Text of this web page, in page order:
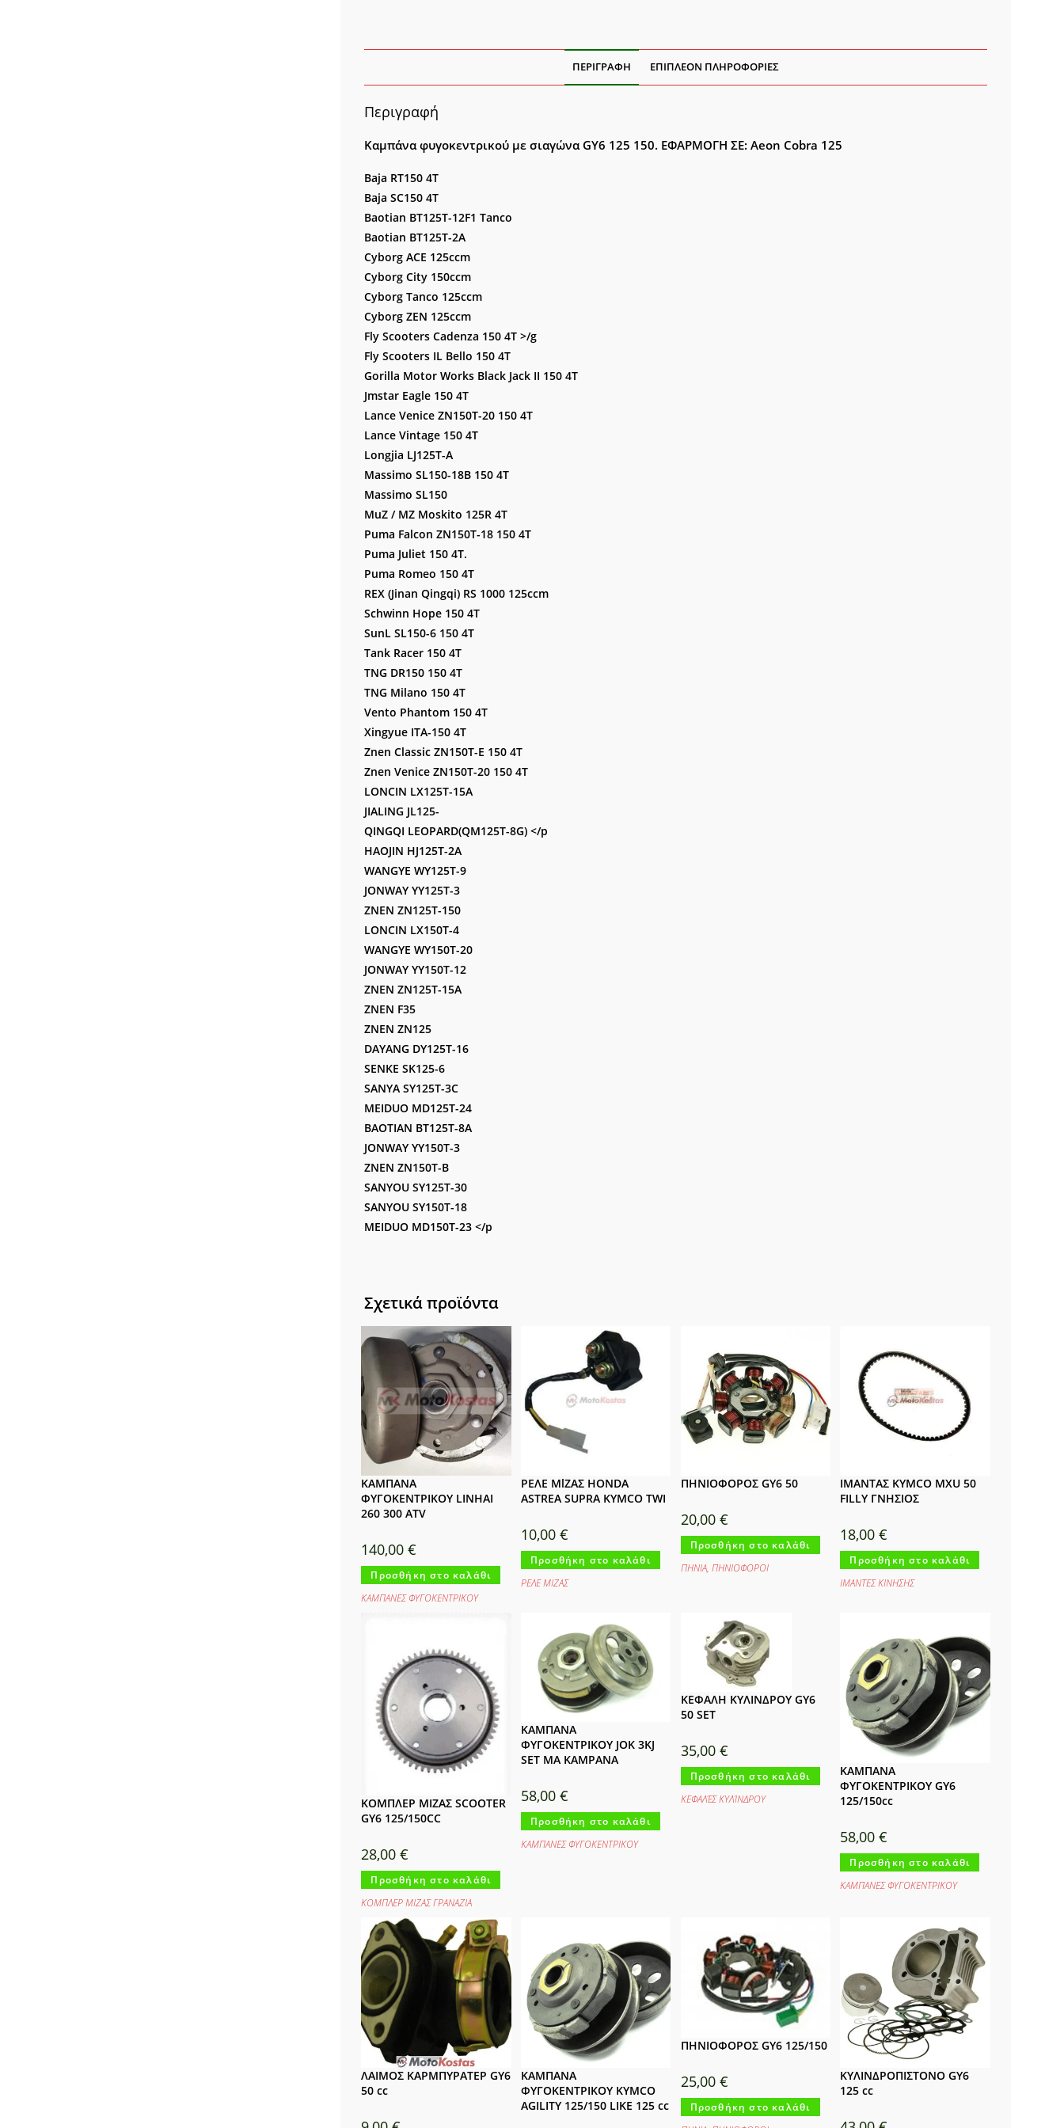
ΠΕΡΙΓΡΑΦΉ ΕΠΙΠΛΈΟΝ ΠΛΗΡΟΦΟΡΊΕΣ
Περιγραφή
Καμπάνα φυγοκεντρικού με σιαγώνα GY6 125 150. ΕΦΑΡΜΟΓΗ ΣΕ:Aeon Cobra 125
Baja RT150 4T
Baja SC150 4T
Baotian BT125T-12F1 Tanco
Baotian BT125T-2A
Cyborg ACE 125ccm
Cyborg City 150ccm
Cyborg Tanco 125ccm
Cyborg ZEN 125ccm
Fly Scooters Cadenza 150 4T >/g
Fly Scooters IL Bello 150 4T
Gorilla Motor Works Black Jack II 150 4T
Jmstar Eagle 150 4T
Lance Venice ZN150T-20 150 4T
Lance Vintage 150 4T
Longjia LJ125T-A
Massimo SL150-18B 150 4T
Massimo SL150
MuZ / MZ Moskito 125R 4T
Puma Falcon ZN150T-18 150 4T
Puma Juliet 150 4T.
Puma Romeo 150 4T
REX (Jinan Qingqi) RS 1000 125ccm
Schwinn Hope 150 4T
SunL SL150-6 150 4T
Tank Racer 150 4T
TNG DR150 150 4T
TNG Milano 150 4T
Vento Phantom 150 4T
Xingyue ITA-150 4T
Znen Classic ZN150T-E 150 4T
Znen Venice ZN150T-20 150 4T
LONCIN LX125T-15A
JIALING JL125-
QINGQI LEOPARD(QM125T-8G) </p
HAOJIN HJ125T-2A
WANGYE WY125T-9
JONWAY YY125T-3
ZNEN ZN125T-150
LONCIN LX150T-4
WANGYE WY150T-20
JONWAY YY150T-12
ZNEN ZN125T-15A
ZNEN F35
ZNEN ZN125
DAYANG DY125T-16
SENKE SK125-6
SANYA SY125T-3C
MEIDUO MD125T-24
BAOTIAN BT125T-8A
JONWAY YY150T-3
ZNEN ZN150T-B
SANYOU SY125T-30
SANYOU SY150T-18
MEIDUO MD150T-23 </p
Σχετικά προϊόντα
ΚΑΜΠΑΝΑ
ΦΥΓΟΚΕΝΤΡΙΚΟΥ LINHAI
260 300 ATV
140,00€
Προσθήκη στο καλάθι
ΚΑΜΠΑΝΕΣ ΦΥΓΟΚΕΝΤΡΙΚΟΥ
ΡΕΛΕ ΜlΖΑΣ HONDA
ASTREA SUPRA KYMCO TWI
10,00€
Προσθήκη στο καλάθι
ΡΕΛΕ ΜΙΖΑΣ
ΠΗΝΙΟΦΟΡΟΣ GY6 50
20,00 €
Προσθήκη στο καλάθι
ΠΗΝΙΑ, ΠΗΝΙΟΦΟΡΟΙ
ΙΜΑΝΤΑΣ KYMCO MXU 50
FILLY ΓΝΗΣΙΟΣ
18,00€
Προσθήκη στο καλάθι
ΙΜΑΝΤΕΣ ΚΙΝΗΣΗΣ
ΚΟΜΠΛΕΡ ΜΙΖΑΣ SCOOTER
GY6 125/150CC
28,00€
Προσθήκη στο καλάθι
ΚΟΜΠΛΕΡ ΜΙΖΑΣ ΓΡΑΝΑΖΙΑ
ΚΑΜΠΑΝΑ
ΦΥΓΟΚΕΝΤΡΙΚΟΥ JOK 3KJ
SET MA KAMPANA
58,00€
Προσθήκη στο καλάθι
ΚΑΜΠΑΝΕΣ ΦΥΓΟΚΕΝΤΡΙΚΟΥ
ΚΕΦΑΛΗ ΚΥΛΙΝΔΡΟΥ GY6
50 SET
35,00 €
Προσθήκη στο καλάθι
ΚΕΦΑΛΈΣ ΚΥΛΊΝΔΡΟΥ
ΚΑΜΠΑΝΑ
ΦΥΓΟΚΕΝΤΡΙΚΟΥ GY6
125/150cc
58,00€
Προσθήκη στο καλάθι
ΚΑΜΠΑΝΕΣ ΦΥΓΟΚΕΝΤΡΙΚΟΥ
ΛΑΙΜΟΣ ΚΑΡΜΠΥΡΑΤΕΡ GY6
50 cc
ΚΑΜΠΑΝΑ
ΦΥΓΟΚΕΝΤΡΙΚΟΥ KYMCO
AGILITY 125/150 LIKE 125 cc
ΠΗΝΙΟΦΟΡΟΣ GY6 125/150
25,00 €
Προσθήκη στο καλάθι
ΚΥΛΙΝΔΡΟΠΙΣΤΟΝΟ GY6
125 cc